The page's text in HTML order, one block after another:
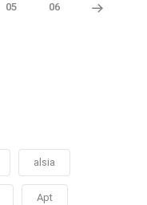
05 06
alsia
Apt